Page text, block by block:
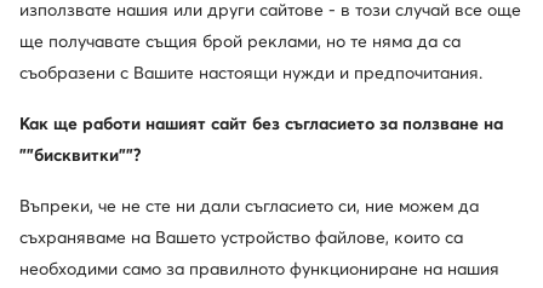
Добре дошли в Polo Club
част от ДНК-то на Beverly Hills Polo Club. Останалата
част се състои от културата на полото – широко
историята, което в контекста на BHPC, освен
спортното си измерение, е и символ на ексклузивност
и класа. Нещо повече, марката е достъпна за всеки.
използвате нашия или други сайтове - в този случай все още
ще получавате същия брой реклами, но те няма да са
съобразени с Вашите настоящи нужди и предпочитания.
Как ще работи нашият сайт без съгласието за ползване на
""бисквитки""?
Въпреки, че не сте ни дали съгласието си, ние можем да
съхраняваме на Вашето устройство файлове, които са
необходими само за правилното функциониране на нашия